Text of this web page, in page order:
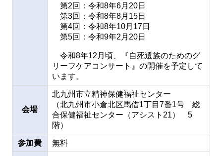
第2回：令和8年6月20日
第3回：令和8年8月15日
第4回：令和8年10月17日
第5回：令和9年2月20日
令和8年12月頃、『自死遺族のためのグ
リーフケアコンサート』の開催を予定して
います。
会場
北九州市立精神保健福祉センター
（北九州市小倉北区馬借1丁目7番1号 総
合保健福祉センター（アシスト21） 5
階）
参加費 無料